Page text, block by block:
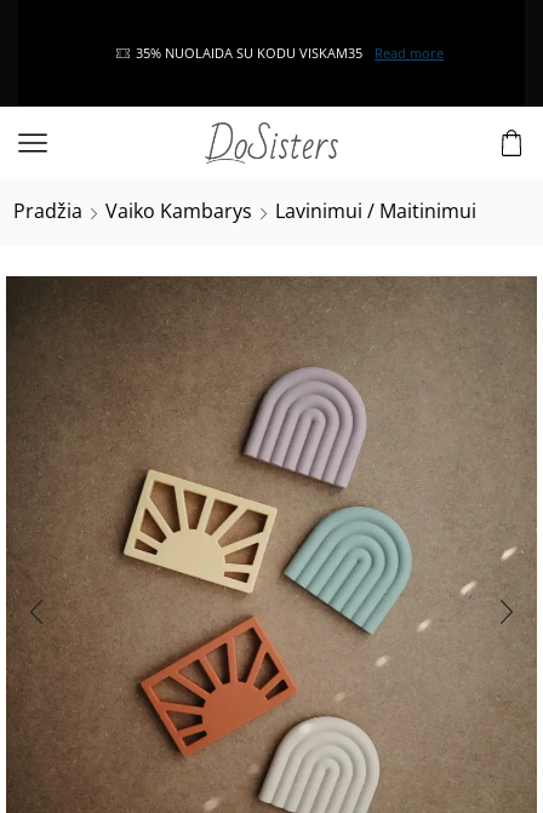
35% NUOLAIDA SU KODU VISKAM35 Read more
Pradžia Vaiko Kambarys Lavinimui / Maitinimui